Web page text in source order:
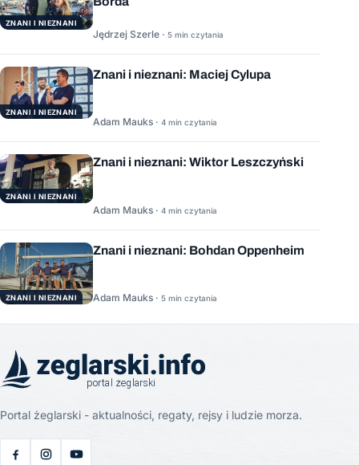
ZNANI I NIEZNANI
Jędrzej Szerle · 5 min czytania
ZNANI I NIEZNANI
Znani i nieznani: Maciej Cylupa
Adam Mauks · 4 min czytania
ZNANI I NIEZNANI
Znani i nieznani: Wiktor Leszczyński
Adam Mauks · 4 min czytania
ZNANI I NIEZNANI
Znani i nieznani: Bohdan Oppenheim
Adam Mauks · 5 min czytania
Portal żeglarski - aktualności, regaty, rejsy i ludzie morza.